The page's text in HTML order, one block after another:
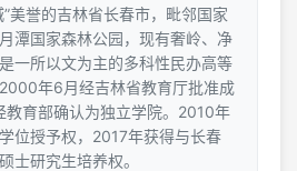
”美誉的吉林省长春市，毗邻国家
潭国家森林公园，现有奢岭、净
一所以文为主的多科性民办高等
年6月经吉林省教育厅批准成
育部确认为独立学院。2010年
位授予权，2017年获得与长春
士研究生培养权。